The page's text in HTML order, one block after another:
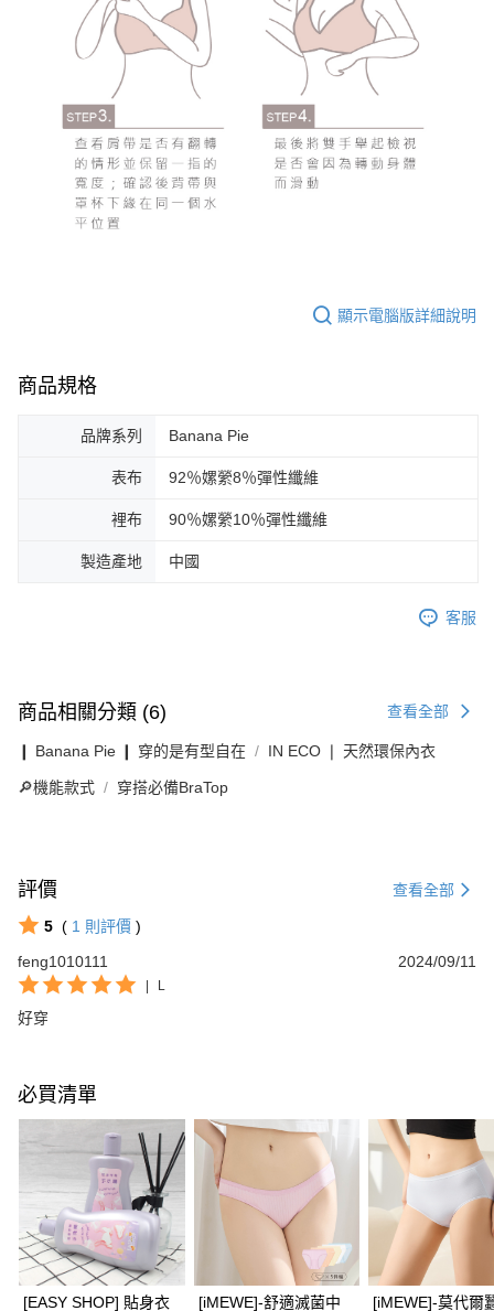
顯示電腦版詳細說明
商品規格
品牌系列 Banana Pie
表布 92％嫘縈8％彈性纖維
裡布 90％嫘縈10％彈性纖維
製造產地 中國
客服
商品相關分類 (6) 查看全部
❙ Banana Pie ❙ 穿的是有型自在 IN ECO ❘ 天然環保內衣
🔎機能款式 穿搭必備BraTop
評價 查看全部
5 ( 1 則評價 )
feng1010111
2024/09/11
L
好穿
必買清單
[EASY SHOP] 貼身衣 [iMEWE]-舒適滅菌中 [iMEWE]-莫代爾